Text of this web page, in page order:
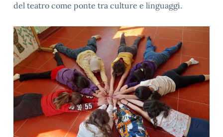
del teatro come ponte tra culture e linguaggi.